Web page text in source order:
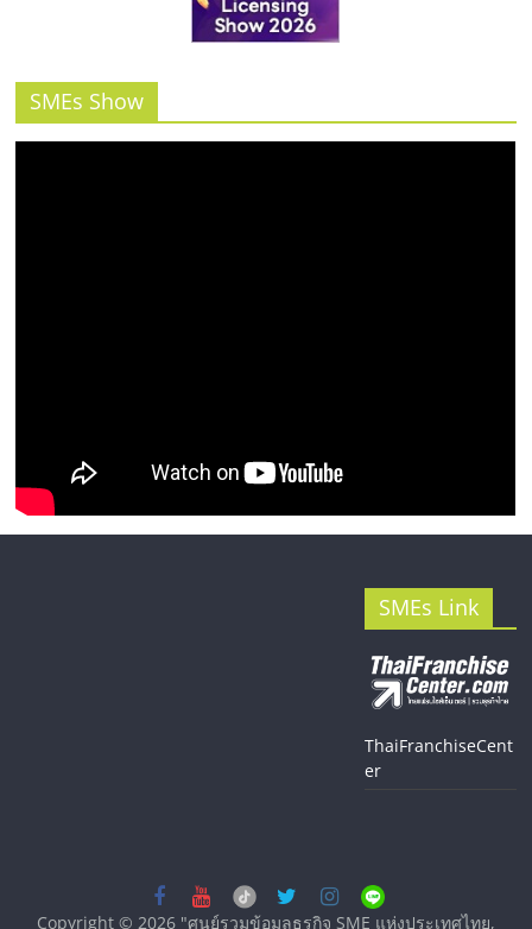
SMEs Show
SMEs Link
ThaiFranchiseCent
er
Copyright © 2026 "ศูนย์รวมข้อมูลธุรกิจ SME แห่งประเทศไทย,